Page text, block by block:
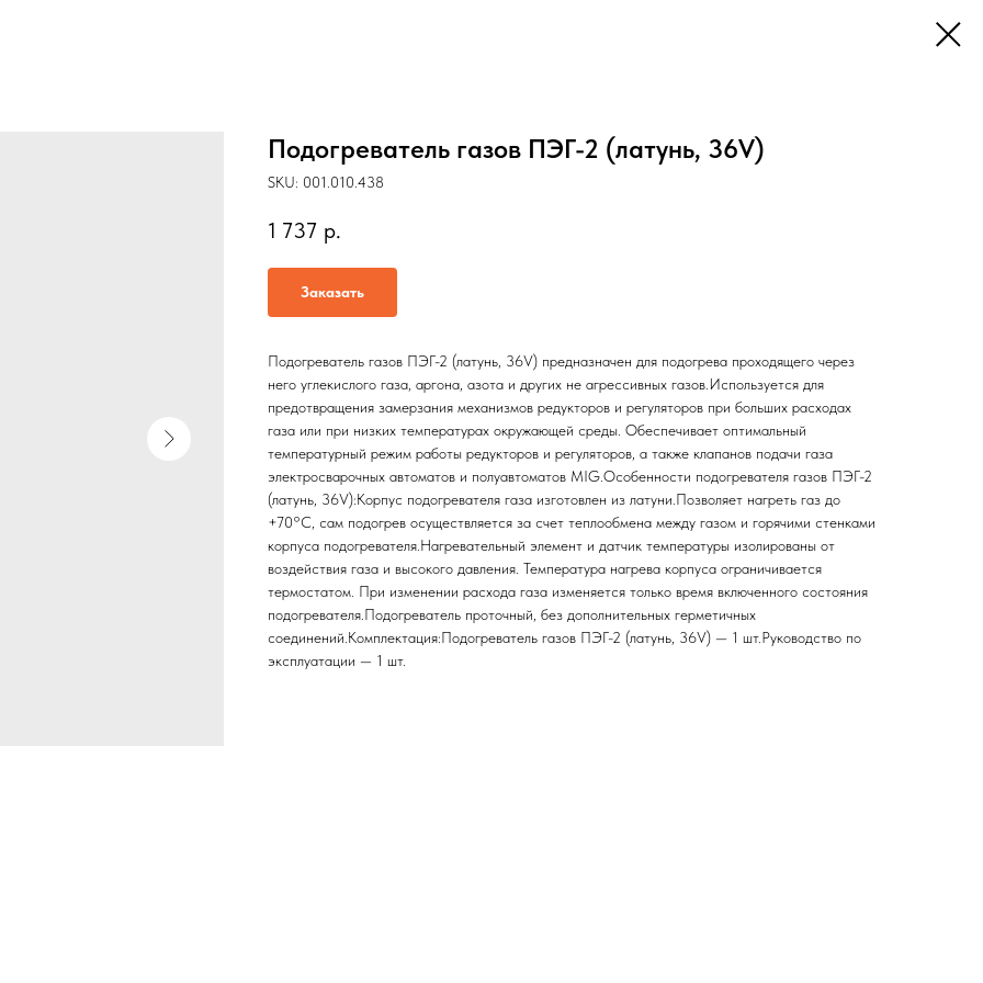
Подогреватель газов ПЭГ-2 (латунь, 36V)
SKU: 001.010.438
1 737 р.
Заказать
Подогреватель газов ПЭГ-2 (латунь, 36V) предназначен для подогрева проходящего через
него углекислого газа, аргона, азота и других не агрессивных газов.Используется для
предотвращения замерзания механизмов редукторов и регуляторов при больших расходах
газа или при низких температурах окружающей среды. Обеспечивает оптимальный
температурный режим работы редукторов и регуляторов, а также клапанов подачи газа
электросварочных автоматов и полуавтоматов MIG.Особенности подогревателя газов ПЭГ-2
(латунь, 36V):Корпус подогревателя газа изготовлен из латуни.Позволяет нагреть газ до
+70°С, сам подогрев осуществляется за счет теплообмена между газом и горячими стенками
корпуса подогревателя.Нагревательный элемент и датчик температуры изолированы от
воздействия газа и высокого давления. Температура нагрева корпуса ограничивается
термостатом. При изменении расхода газа изменяется только время включенного состояния
подогревателя.Подогреватель проточный, без дополнительных герметичных
соединений.Комплектация:Подогреватель газов ПЭГ-2 (латунь, 36V) — 1 шт.Руководство по
эксплуатации — 1 шт.